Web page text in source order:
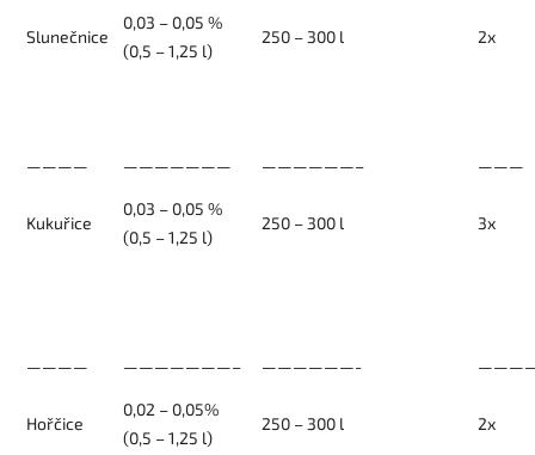
Slunečnice
0,03 – 0,05 %
(0,5 – 1,25 l)
250 – 300 l 2x
———— ——————— ——————– ———
Kukuřice
0,03 – 0,05 %
(0,5 – 1,25 l)
250 – 300 l 3x
———— ———————– ——————-
Hořčice
0,02 – 0,05%
(0,5 – 1,25 l)
250 – 300 l 2x